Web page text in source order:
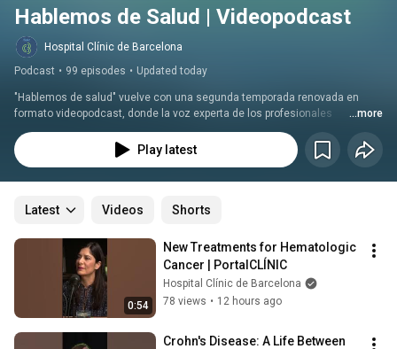
Hablemos de Salud | Videopodcast
Hospital Clínic de Barcelona
Podcast • 99 episodes • Updated today
"Hablemos de salud" vuelve con una segunda temporada renovada en
formato videopodcast, donde la voz experta de los profesionales
sanitarios se une al testimonio real de pacientes para acercar la salud a la
ciudadanía de forma clara, cercana y participativa.
...more
Play latest
Latest Videos Shorts
0:54
New Treatments for Hematologic
Cancer | PortalCLÍNIC
Hospital Clínic de Barcelona
78 views • 12 hours ago
Crohn's Disease: A Life Between